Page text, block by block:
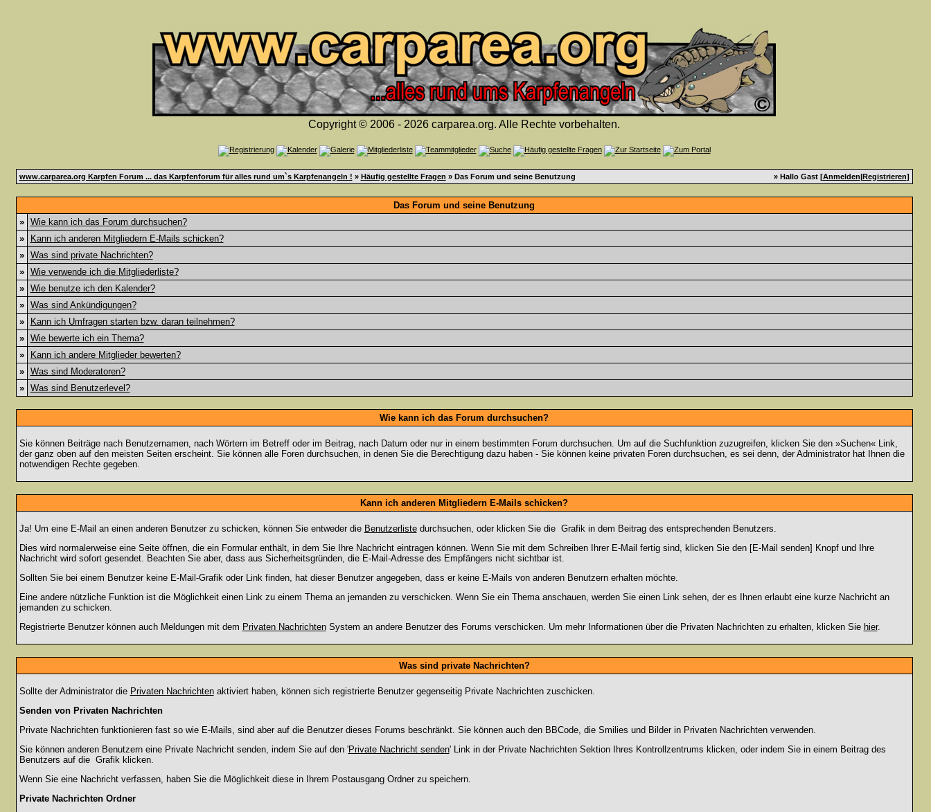
Copyright © 2006 - 2026 carparea.org. Alle Rechte vorbehalten.
www.carparea.org Karpfen Forum ... das Karpfenforum für alles rund um`s Karpfenangeln ! » Häufig gestellte Fragen » Das Forum und seine Benutzung » Hallo Gast [Anmelden|Registrieren]
Das Forum und seine Benutzung
»
Wie kann ich das Forum durchsuchen?
»
Kann ich anderen Mitgliedern E-Mails schicken?
»
Was sind private Nachrichten?
»
Wie verwende ich die Mitgliederliste?
»
Wie benutze ich den Kalender?
»
Was sind Ankündigungen?
»
Kann ich Umfragen starten bzw. daran teilnehmen?
»
Wie bewerte ich ein Thema?
»
Kann ich andere Mitglieder bewerten?
»
Was sind Moderatoren?
»
Was sind Benutzerlevel?
Wie kann ich das Forum durchsuchen?
Sie können Beiträge nach Benutzernamen, nach Wörtern im Betreff oder im Beitrag, nach Datum oder nur in einem bestimmten Forum durchsuchen. Um auf die Suchfunktion zuzugreifen, klicken Sie den »Suchen« Link,
der ganz oben auf den meisten Seiten erscheint. Sie können alle Foren durchsuchen, in denen Sie die Berechtigung dazu haben - Sie können keine privaten Foren durchsuchen, es sei denn, der Administrator hat Ihnen die
notwendigen Rechte gegeben.
Kann ich anderen Mitgliedern E-Mails schicken?
Ja! Um eine E-Mail an einen anderen Benutzer zu schicken, können Sie entweder die Benutzerlistedurchsuchen, oder klicken Sie die Grafik in dem Beitrag des entsprechenden Benutzers.
Dies wird normalerweise eine Seite öffnen, die ein Formular enthält, in dem Sie Ihre Nachricht eintragen können. Wenn Sie mit dem Schreiben Ihrer E-Mail fertig sind, klicken Sie den [E-Mail senden] Knopf und Ihre
Nachricht wird sofort gesendet. Beachten Sie aber, dass aus Sicherheitsgründen, die E-Mail-Adresse des Empfängers nicht sichtbar ist.
Sollten Sie bei einem Benutzer keine E-Mail-Grafik oder Link finden, hat dieser Benutzer angegeben, dass er keine E-Mails von anderen Benutzern erhalten möchte.
Eine andere nützliche Funktion ist die Möglichkeit einen Link zu einem Thema an jemanden zu verschicken. Wenn Sie ein Thema anschauen, werden Sie einen Link sehen, der es Ihnen erlaubt eine kurze Nachricht an
jemanden zu schicken.
Registrierte Benutzer können auch Meldungen mit dem Privaten NachrichtenSystem an andere Benutzer des Forums verschicken. Um mehr Informationen über die Privaten Nachrichten zu erhalten, klicken Sie hier.
Was sind private Nachrichten?
Sollte der Administrator die Privaten Nachrichtenaktiviert haben, können sich registrierte Benutzer gegenseitig Private Nachrichten zuschicken.
Senden von Privaten Nachrichten
Private Nachrichten funktionieren fast so wie E-Mails, sind aber auf die Benutzer dieses Forums beschränkt. Sie können auch den BBCode, die Smilies und Bilder in Privaten Nachrichten verwenden.
Sie können anderen Benutzern eine Private Nachricht senden, indem Sie auf den 'Private Nachricht senden' Link in der Private Nachrichten Sektion Ihres Kontrollzentrums klicken, oder indem Sie in einem Beitrag des
Benutzers auf die Grafik klicken.
Wenn Sie eine Nachricht verfassen, haben Sie die Möglichkeit diese in Ihrem Postausgang Ordner zu speichern.
Private Nachrichten Ordner